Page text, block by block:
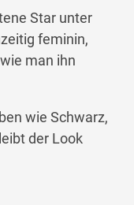
Star unter
feminin,
man ihn
wie Schwarz,
der Look